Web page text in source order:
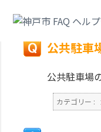
戻る
公共駐車
公共駐車場
カテゴリー :